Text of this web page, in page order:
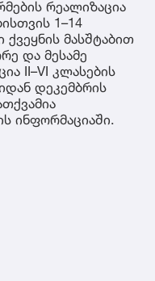
რეალიზაცია
1–14
მასშტაბით
და მესამე
II–VI კლასების
დეკემბრის
ინფორმაციაში.